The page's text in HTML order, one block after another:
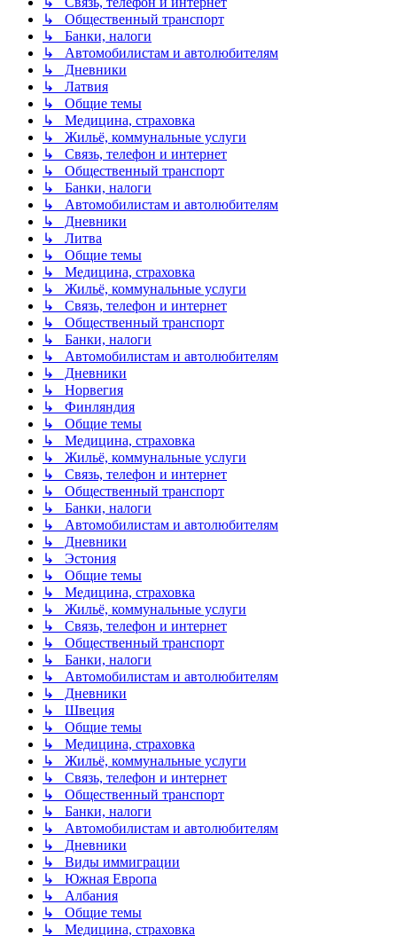
↳ Общественный транспорт
↳ Банки, налоги
↳ Автомобилистам и автолюбителям
↳ Дневники
↳ Латвия
↳ Общие темы
↳ Медицина, страховка
↳ Жильё, коммунальные услуги
↳ Связь, телефон и интернет
↳ Общественный транспорт
↳ Банки, налоги
↳ Автомобилистам и автолюбителям
↳ Дневники
↳ Литва
↳ Общие темы
↳ Медицина, страховка
↳ Жильё, коммунальные услуги
↳ Связь, телефон и интернет
↳ Общественный транспорт
↳ Банки, налоги
↳ Автомобилистам и автолюбителям
↳ Дневники
↳ Норвегия
↳ Финляндия
↳ Общие темы
↳ Медицина, страховка
↳ Жильё, коммунальные услуги
↳ Связь, телефон и интернет
↳ Общественный транспорт
↳ Банки, налоги
↳ Автомобилистам и автолюбителям
↳ Дневники
↳ Эстония
↳ Общие темы
↳ Медицина, страховка
↳ Жильё, коммунальные услуги
↳ Связь, телефон и интернет
↳ Общественный транспорт
↳ Банки, налоги
↳ Автомобилистам и автолюбителям
↳ Дневники
↳ Швеция
↳ Общие темы
↳ Медицина, страховка
↳ Жильё, коммунальные услуги
↳ Связь, телефон и интернет
↳ Общественный транспорт
↳ Банки, налоги
↳ Автомобилистам и автолюбителям
↳ Дневники
↳ Виды иммиграции
↳ Южная Европа
↳ Албания
↳ Общие темы
↳ Медицина, страховка